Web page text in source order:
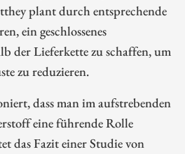
plant durch entsprechende
ein geschlossenes
der Lieferkette zu schaffen, um
zu reduzieren.
dass man im aufstrebenden
eine führende Rolle
das Fazit einer Studie von